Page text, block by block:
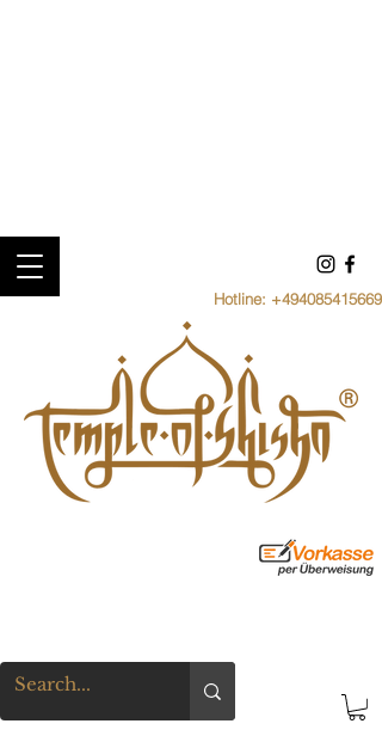
Hotline: +494085415669